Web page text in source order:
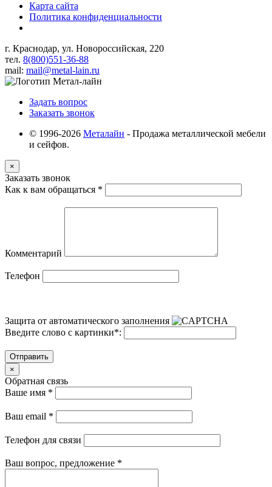
Карта сайта
Политика конфиденциальности
г. Краснодар, ул. Новороссийская, 220
тел. 8(800)551-36-88
mail: mail@metal-lain.ru
Задать вопрос
Заказать звонок
© 1996-2026 Металайн - Продажа металлической мебели
и сейфов.
×
Заказать звонок
Как к вам обращаться *
Комментарий
Телефон
Защита от автоматического заполнения
Введите слово с картинки*:
Отправить
×
Обратная связь
Ваше имя *
Ваш email *
Телефон для связи
Ваш вопрос, предложение *